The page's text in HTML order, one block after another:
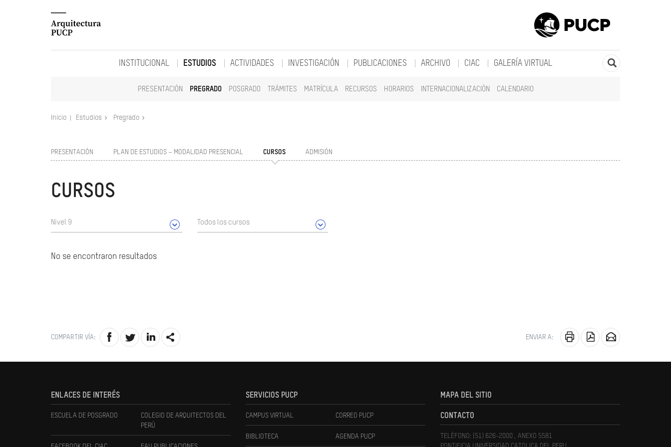
INSTITUCIONAL ESTUDIOS
PRESENTACIÓN PREGRADO POSGRADO TRÁMITES MATRÍCULA RECURSOS HORARIOS INTERNACIONALIZACIÓN CALENDARIO
ACTIVIDADES INVESTIGACIÓN PUBLICACIONES ARCHIVO CIAC GALERÍA VIRTUAL
Inicio Estudios Pregrado
PRESENTACIÓN PLAN DE ESTUDIOS – MODALIDAD PRESENCIAL CURSOS ADMISIÓN
CURSOS
Nivel 9 Todos los cursos
No se encontraron resultados
COMPARTIR VÍA: ENVIAR A:
ENLACES DE INTERÉS
ESCUELA DE POSGRADO
COLEGIO DE ARQUITECTOS DEL
PERÚ
SERVICIOS PUCP
CAMPUS VIRTUAL CORREO PUCP
BIBLIOTECA AGENDA PUCP
MAPA DEL SITIO
CONTACTO
TELÉFONO: (51) 626-2000 , ANEXO 5581